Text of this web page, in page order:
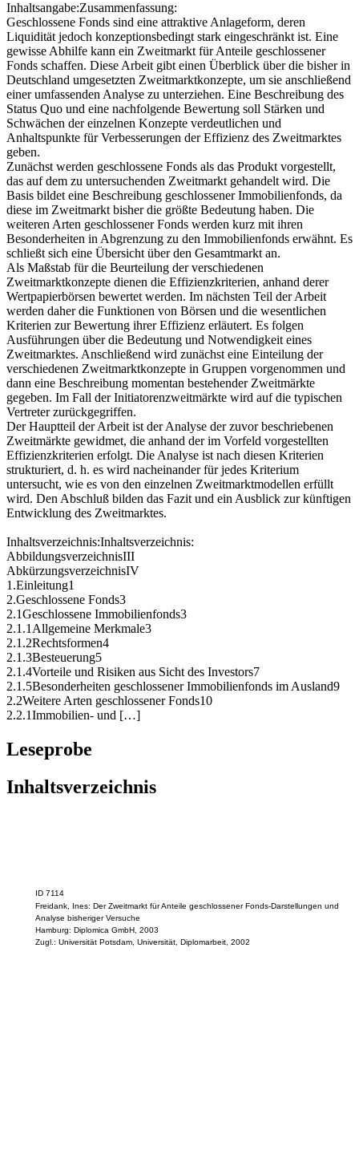
Inhaltsangabe:Zusammenfassung:
Geschlossene Fonds sind eine attraktive Anlageform, deren
Liquidität jedoch konzeptionsbedingt stark eingeschränkt ist. Eine
gewisse Abhilfe kann ein Zweitmarkt für Anteile geschlossener
Fonds schaffen. Diese Arbeit gibt einen Überblick über die bisher in
Deutschland umgesetzten Zweitmarktkonzepte, um sie anschließend
einer umfassenden Analyse zu unterziehen. Eine Beschreibung des
Status Quo und eine nachfolgende Bewertung soll Stärken und
Schwächen der einzelnen Konzepte verdeutlichen und
Anhaltspunkte für Verbesserungen der Effizienz des Zweitmarktes
geben.
Zunächst werden geschlossene Fonds als das Produkt vorgestellt,
das auf dem zu untersuchenden Zweitmarkt gehandelt wird. Die
Basis bildet eine Beschreibung geschlossener Immobilienfonds, da
diese im Zweitmarkt bisher die größte Bedeutung haben. Die
weiteren Arten geschlossener Fonds werden kurz mit ihren
Besonderheiten in Abgrenzung zu den Immobilienfonds erwähnt. Es
schließt sich eine Übersicht über den Gesamtmarkt an.
Als Maßstab für die Beurteilung der verschiedenen
Zweitmarktkonzepte dienen die Effizienzkriterien, anhand derer
Wertpapierbörsen bewertet werden. Im nächsten Teil der Arbeit
werden daher die Funktionen von Börsen und die wesentlichen
Kriterien zur Bewertung ihrer Effizienz erläutert. Es folgen
Ausführungen über die Bedeutung und Notwendigkeit eines
Zweitmarktes. Anschließend wird zunächst eine Einteilung der
verschiedenen Zweitmarktkonzepte in Gruppen vorgenommen und
dann eine Beschreibung momentan bestehender Zweitmärkte
gegeben. Im Fall der Initiatorenzweitmärkte wird auf die typischen
Vertreter zurückgegriffen.
Der Hauptteil der Arbeit ist der Analyse der zuvor beschriebenen
Zweitmärkte gewidmet, die anhand der im Vorfeld vorgestellten
Effizienzkriterien erfolgt. Die Analyse ist nach diesen Kriterien
strukturiert, d. h. es wird nacheinander für jedes Kriterium
untersucht, wie es von den einzelnen Zweitmarktmodellen erfüllt
wird. Den Abschluß bilden das Fazit und ein Ausblick zur künftigen
Entwicklung des Zweitmarktes.
Inhaltsverzeichnis:Inhaltsverzeichnis:
AbbildungsverzeichnisIII
AbkürzungsverzeichnisIV
1.Einleitung1
2.Geschlossene Fonds3
2.1Geschlossene Immobilienfonds3
2.1.1Allgemeine Merkmale3
2.1.2Rechtsformen4
2.1.3Besteuerung5
2.1.4Vorteile und Risiken aus Sicht des Investors7
2.1.5Besonderheiten geschlossener Immobilienfonds im Ausland9
2.2Weitere Arten geschlossener Fonds10
2.2.1Immobilien- und […]
Leseprobe
Inhaltsverzeichnis
ID 7114
Freidank, Ines: Der Zweitmarkt für Anteile geschlossener Fonds-Darstellungen und
Analyse bisheriger Versuche
Hamburg: Diplomica GmbH, 2003
Zugl.: Universität Potsdam, Universität, Diplomarbeit, 2002